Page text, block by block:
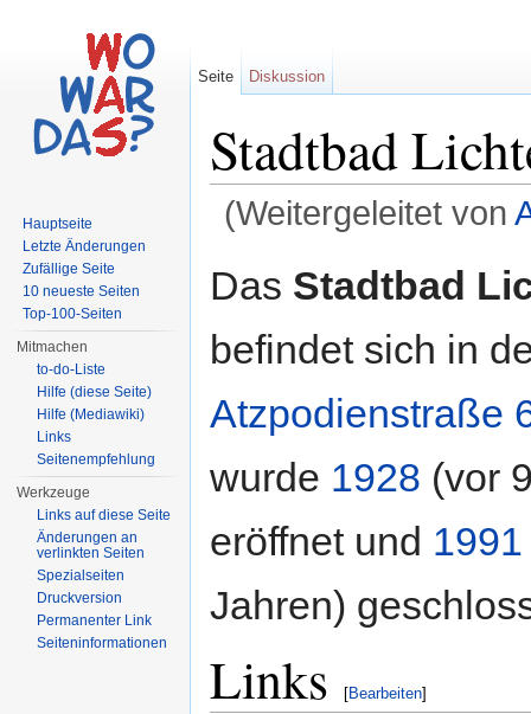
Stadtbad
(Weitergeleitet von
Das Stadtbad
befindet sich in
Atzpodienstraße
wurde 1928 (vor
eröffnet und 1991
Jahren)
Links [Bearbeiten]
Seite Diskussion
Hauptseite
Letzte Änderungen
Zufällige Seite
10 neueste Seiten
Top-100-Seiten
Mitmachen
to-do-Liste
Hilfe (diese Seite)
Hilfe (Mediawiki)
Links
Seitenempfehlung
Werkzeuge
Links auf diese Seite
Änderungen an
verlinkten Seiten
Spezialseiten
Druckversion
Permanenter Link
Seiteninformationen